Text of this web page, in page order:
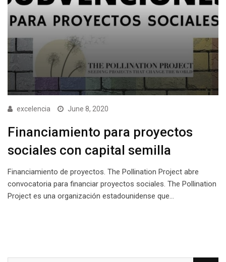
excelencia June 8, 2020
Financiamiento para proyectos
sociales con capital semilla
Financiamiento de proyectos. The Pollination Project abre
convocatoria para financiar proyectos sociales. The Pollination
Project es una organización estadounidense que…